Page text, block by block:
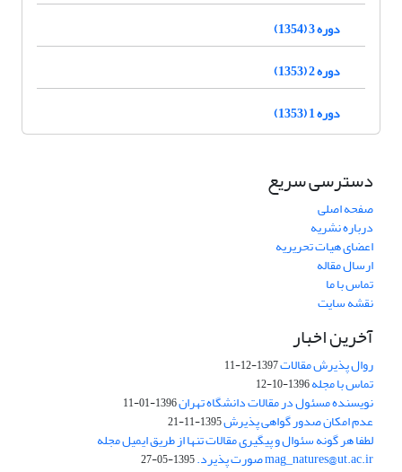
دوره 3 (1354)
دوره 2 (1353)
دوره 1 (1353)
دسترسی سریع
صفحه اصلی
درباره نشریه
اعضای هیات تحریریه
ارسال مقاله
تماس با ما
نقشه سایت
آخرین اخبار
روال پذیرش مقالات1397-12-11
تماس با مجله1396-10-12
نویسنده مسئول در مقالات دانشگاه تهران1396-01-11
عدم امکان صدور گواهی پذیرش1395-11-21
لطفا هر گونه سئوال و پیگیری مقالات تنها از طریق ایمیل مجله
mag_natures@ut.ac.ir صورت پذیرد. 1395-05-27